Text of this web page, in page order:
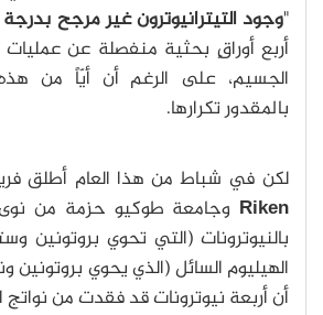
"وجود التيترانيوترون غير مرجح
أربع أوراقٍ بحثية منفصلة عن
الجسيم، على الرغم أن أيّاً من
بالمقدور تكرارها.
لكن في شباط من هذا العام أطلق
Riken
بالنيوترونات (التي تحوي بروتونين
الهيليوم السائل (الذي يحوي بروتونين
أن أربعة نيوترونات قد فقدت من نواتج